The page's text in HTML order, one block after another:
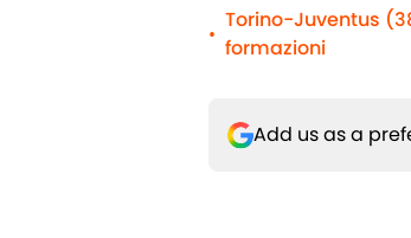
•
Torino-Juventus
formazioni
Add us as a